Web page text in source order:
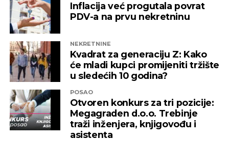
Inflacija već progutala povrat
PDV-a na prvu nekretninu
NEKRETNINE
Kvadrat za generaciju Z: Kako
će mladi kupci promijeniti tržište
u sledećih 10 godina?
POSAO
Otvoren konkurs za tri pozicije:
Megagraden d.o.o. Trebinje
traži inženjera, knjigovođu i
asistenta